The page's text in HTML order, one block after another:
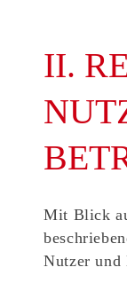
II.
Mit Blick
Nutzer und